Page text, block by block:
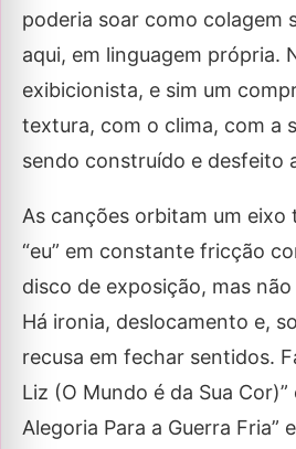
poderia soar como colagem
aqui, em linguagem própria.
exibicionista, e sim um
textura, com o clima, com a
sendo construído e desfeito
As canções orbitam um eixo
“eu” em constante fricção
disco de exposição, mas
Há ironia, deslocamento e,
recusa em fechar sentidos.
Liz (O Mundo é da Sua Cor)”
Alegoria Para a Guerra Fria”